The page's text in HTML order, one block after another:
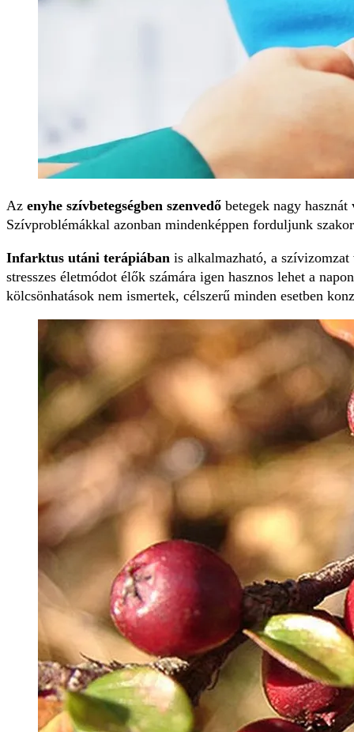
Az enyhe szívbetegségben szenvedő betegek nagy
Szívproblémákkal azonban mindenképpen forduljunk
Infarktus utáni terápiában is alkalmazható, a szívizomzat
stresszes életmódot élők számára igen hasznos lehet a
kölcsönhatások nem ismertek, célszerű minden esetben